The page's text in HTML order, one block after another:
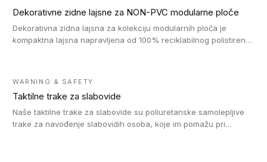
Dekorativne zidne lajsne za NON-PVC modularne ploče
Dekorativna zidna lajsna za kolekciju modularnih ploča je
kompaktna lajsna napravljena od 100% reciklabilnog polistirena,
WARNING & SAFETY
Taktilne trake za slabovide
Naše taktilne trake za slabovide su poliuretanske samolepljive
trake za navođenje slabovidih osoba, koje im pomažu pri